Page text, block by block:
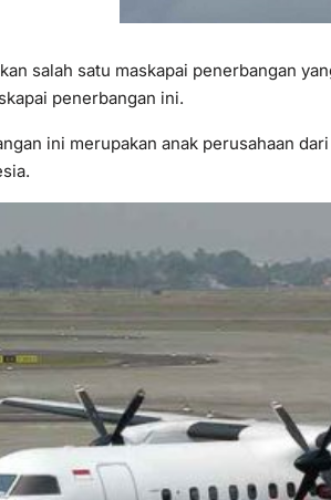
salah satu maskapai penerbangan
penerbangan ini.
ini merupakan anak perusahaan